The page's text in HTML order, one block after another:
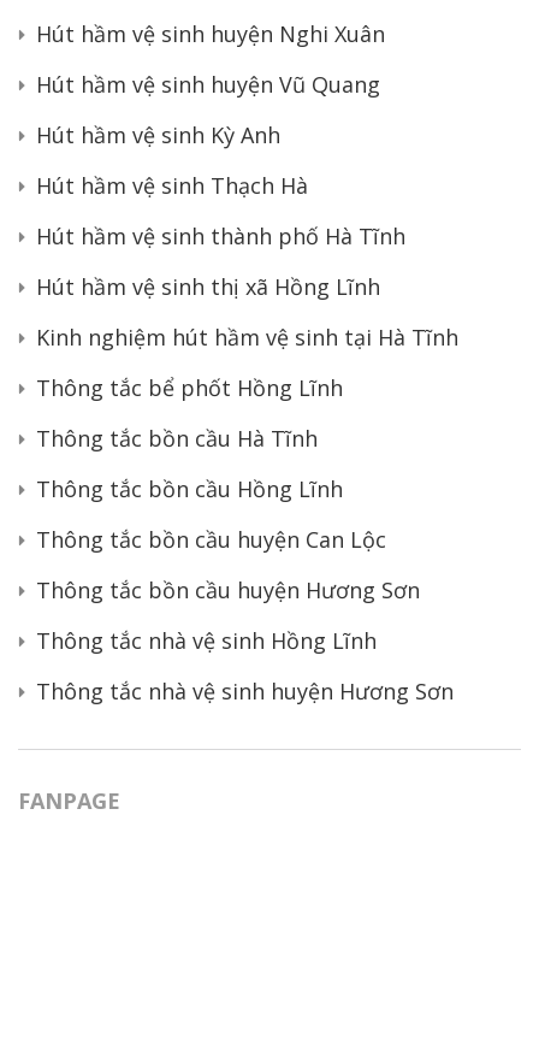
Hút hầm vệ sinh huyện Nghi Xuân
Hút hầm vệ sinh huyện Vũ Quang
Hút hầm vệ sinh Kỳ Anh
Hút hầm vệ sinh Thạch Hà
Hút hầm vệ sinh thành phố Hà Tĩnh
Hút hầm vệ sinh thị xã Hồng Lĩnh
Kinh nghiệm hút hầm vệ sinh tại Hà Tĩnh
Thông tắc bể phốt Hồng Lĩnh
Thông tắc bồn cầu Hà Tĩnh
Thông tắc bồn cầu Hồng Lĩnh
Thông tắc bồn cầu huyện Can Lộc
Thông tắc bồn cầu huyện Hương Sơn
Thông tắc nhà vệ sinh Hồng Lĩnh
Thông tắc nhà vệ sinh huyện Hương Sơn
FANPAGE